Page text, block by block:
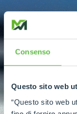
Consenso
Questo sito web
“Questo sito web